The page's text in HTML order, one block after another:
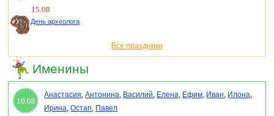
15.08
День археолога
Все праздники
Именины
10.08
Анастасия,Антонина, Василий, Елена, Ефим, Иван, Илона,
Ирина,Остап, Павел